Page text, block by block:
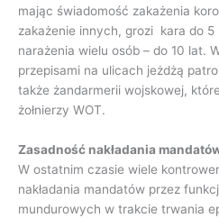
mając świadomość zakażenia
zakażenie innych, grozi kara do
narażenia wielu osób – do 10 lat.
przepisami na ulicach jeżdżą
także żandarmerii wojskowej,
żołnierzy WOT.
Zasadność nakładania
W ostatnim czasie wiele
nakładania mandatów przez
mundurowych w trakcie trwania